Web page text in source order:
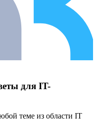
для IT-
теме из области IT